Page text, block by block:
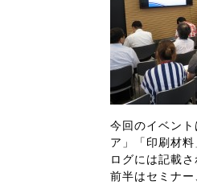
今回のイベン
ア」「印刷材
ログには記載
前半はセミナー